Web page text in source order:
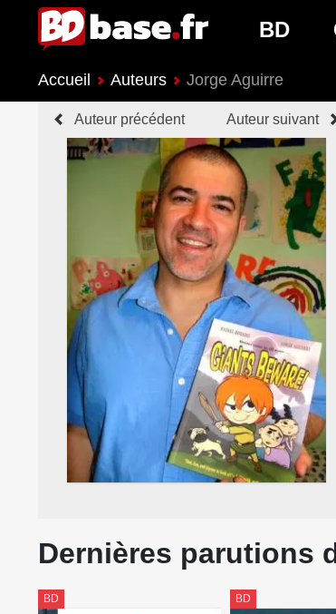
BD
Genres
Accueil Auteurs Jorge Aguirre
Auteur précédent Auteur suivant
Dernières parutions
BD BD